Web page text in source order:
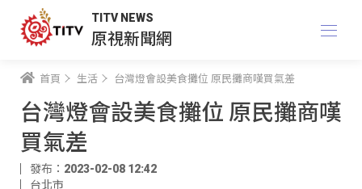
TITV NEWS
原視新聞網
首頁 生活 台灣燈會設美食攤位 原民攤商嘆買氣差
台灣燈會設美食攤位 原民攤商嘆
買氣差
發布：2023-02-08 12:42
台北市